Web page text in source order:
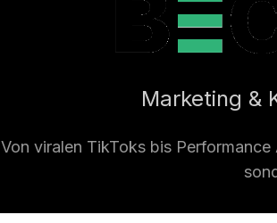
Marketing &
Von viralen TikToks bis